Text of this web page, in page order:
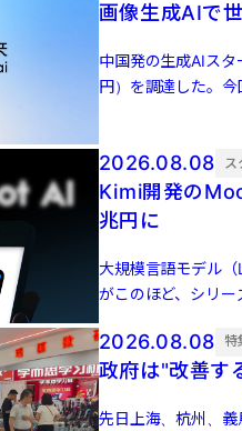
画像生成AIで
中国発の生成AIス
円）を調達した。
2026.08.08
Kimi開発の
兆円に
大規模言語モデル
がこのほど、シリ
500 […]
2026.08.08 特
政府は"改善す
先日上海、杭州、